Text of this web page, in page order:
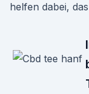
helfen dabei,